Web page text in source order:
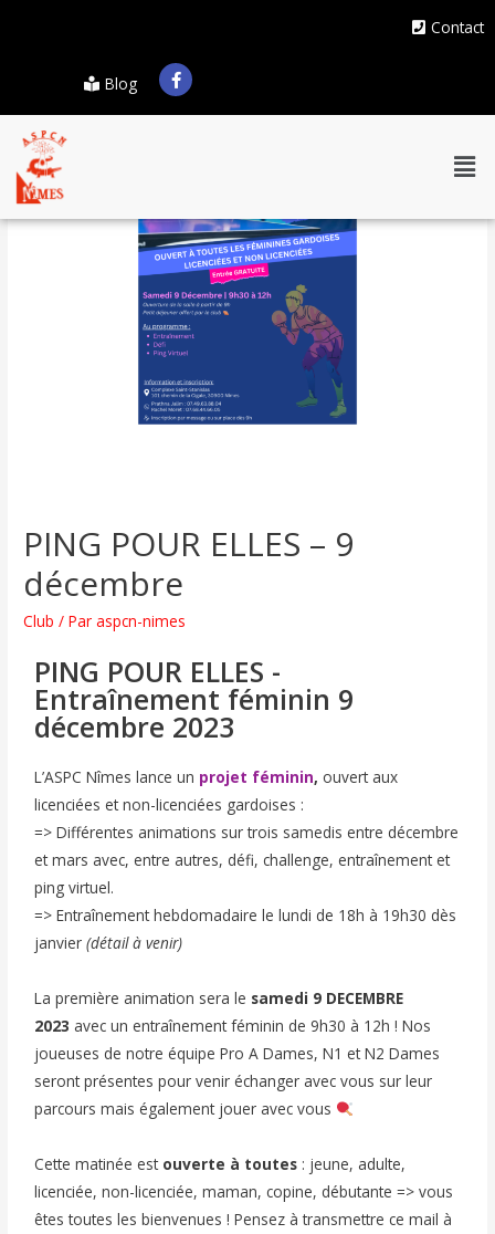
Contact
Blog
PING POUR ELLES – 9
décembre
Club / Paraspcn-nimes
PING POUR ELLES -
Entraînement féminin 9
décembre 2023
L’ASPC Nîmes lance un projet féminin, ouvert aux
licenciées et non-licenciées gardoises :
=> Différentes animations sur trois samedis entre décembre
et mars avec, entre autres, défi, challenge, entraînement et
ping virtuel.
=> Entraînement hebdomadaire le lundi de 18h à 19h30 dès
janvier (détail à venir)
La première animation sera le samedi 9 DECEMBRE
2023 avec un entraînement féminin de 9h30 à 12h ! Nos
joueuses de notre équipe Pro A Dames, N1 et N2 Dames
seront présentes pour venir échanger avec vous sur leur
parcours mais également jouer avec vous
Cette matinée est ouverte à toutes : jeune, adulte,
licenciée, non-licenciée, maman, copine, débutante => vous
êtes toutes les bienvenues ! Pensez à transmettre ce mail à